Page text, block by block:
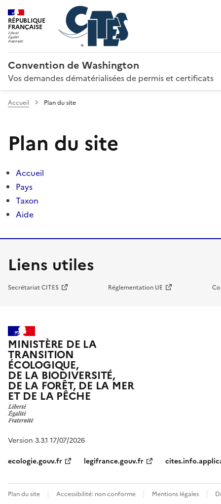
RÉPUBLIQUE
FRANÇAISE
Convention de Washington
Vos demandes dématérialisées de permis et certificats
Accueil Plan du site
Plan du site
Accueil
Pays
Taxon
Aide
Liens utiles
Secrétariat CITES Réglementation UE
MINISTÈRE DE LA
TRANSITION
ÉCOLOGIQUE,
DE LA BIODIVERSITÉ,
DE LA FORÊT, DE LA MER
ET DE LA PÊCHE
Version 3.3.1 17/07/2026
ecologie.gouv.fr
legifrance.gouv.fr
Plan du site Accessibilité: non conforme Mentions légales